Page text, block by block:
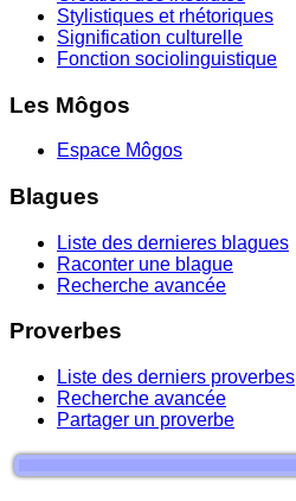
Stylistiques et rhétoriques
Signification culturelle
Fonction sociolinguistique
Les Môgos
Espace Môgos
Blagues
Liste des dernieres blagues
Raconter une blague
Recherche avancée
Proverbes
Liste des derniers proverbes
Recherche avancée
Partager un proverbe